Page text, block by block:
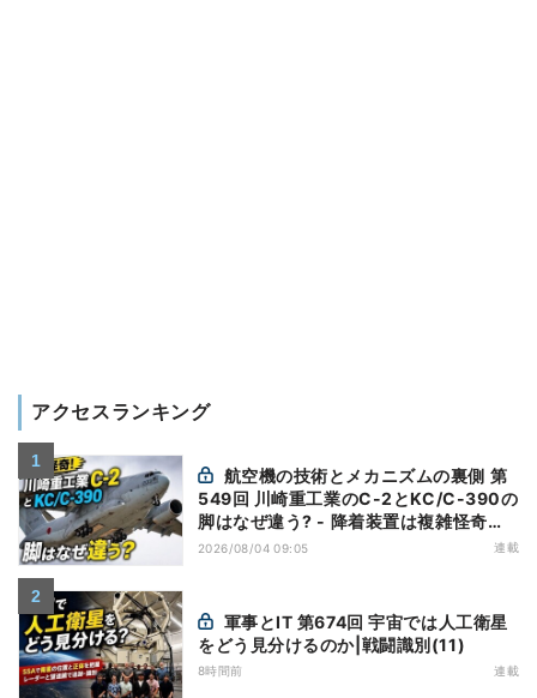
アクセスランキング
549回 川崎重工業のC-2とKC/C-390の
脚はなぜ違う? - 降着装置は複雑怪奇
(5)|軍用輸送機(10)
2026/08/04 09:05 連載
をどう見分けるのか|戦闘識別(11)
8時間前 連載